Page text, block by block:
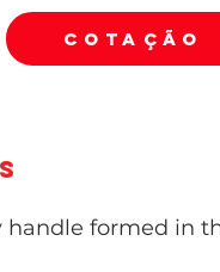
COTAÇÃO
handle formed in